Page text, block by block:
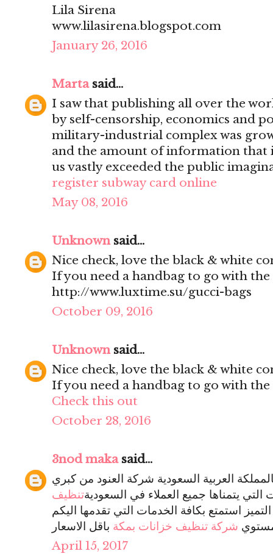
Lila Sirena
www.lilasirena.blogspot.com
January 26, 2016
Martasaid...
I saw that publishing all over the
by self-censorship, economics and
military-industrial complex was
and the amount of information that
us vastly exceeded the public
register subway card online
May 08, 2016
Unknownsaid...
Nice check, love the black & white
If you need a handbag to go with the
http://www.luxtime.su/gucci-bags
October 09, 2016
Unknownsaid...
Nice check, love the black & white
If you need a handbag to go with the
Check this out
October 28, 2016
3nod makasaid...
العربية السعودية شركة العنود من كبري
يتمناها جميع العملاء في السعوديةتنظيف
استمتع بكافة الخدمات التي تقدمها اليكم
شركة تنظيف خزانات بمكة
April 15, 2017